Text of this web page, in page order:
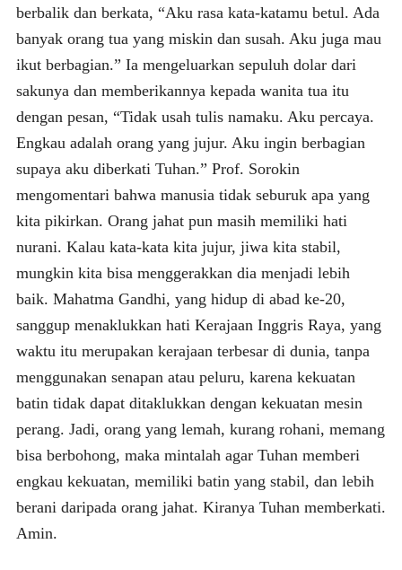
berbalik dan berkata, “Aku rasa kata-katamu betul. Ada
banyak orang tua yang miskin dan susah. Aku juga mau
ikut berbagian.” Ia mengeluarkan sepuluh dolar dari
sakunya dan memberikannya kepada wanita tua itu
dengan pesan, “Tidak usah tulis namaku. Aku percaya.
Engkau adalah orang yang jujur. Aku ingin berbagian
supaya aku diberkati Tuhan.” Prof. Sorokin
mengomentari bahwa manusia tidak seburuk apa yang
kita pikirkan. Orang jahat pun masih memiliki hati
nurani. Kalau kata-kata kita jujur, jiwa kita stabil,
mungkin kita bisa menggerakkan dia menjadi lebih
baik. Mahatma Gandhi, yang hidup di abad ke-20,
sanggup menaklukkan hati Kerajaan Inggris Raya, yang
waktu itu merupakan kerajaan terbesar di dunia, tanpa
menggunakan senapan atau peluru, karena kekuatan
batin tidak dapat ditaklukkan dengan kekuatan mesin
perang. Jadi, orang yang lemah, kurang rohani, memang
bisa berbohong, maka mintalah agar Tuhan memberi
engkau kekuatan, memiliki batin yang stabil, dan lebih
berani daripada orang jahat. Kiranya Tuhan memberkati.
Amin.